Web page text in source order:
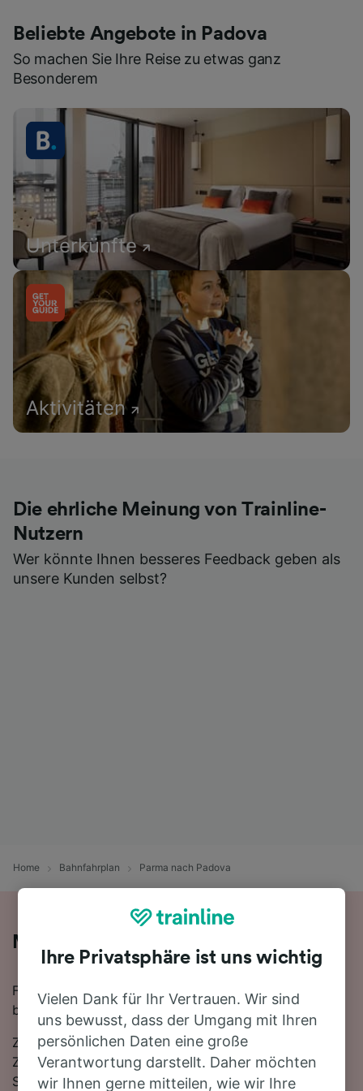
Beliebte Angebote in Padova
So machen Sie Ihre Reise zu etwas ganz
Besonderem
Unterkünfte
Aktivitäten
Die ehrliche Meinung von Trainline-
Nutzern
Wer könnte Ihnen besseres Feedback geben als
unsere Kunden selbst?
Home Bahnfahrplan Parma nach Padova
Mit der Bahn von Parma nach Padova
Für eine Zugfahrt von Parma nach Padova finden Sie
bei uns alles, was Sie brauchen.
Zwischen Parma und Padova verkehren ungefähr 15
Züge am Tag, die mit der schnellsten Verbindung 2
Stunden 21 Minuten für die Strecke von 139 km
Ihre Privatsphäre ist uns wichtig
Vielen Dank für Ihr Vertrauen. Wir sind
uns bewusst, dass der Umgang mit Ihren
persönlichen Daten eine große
Verantwortung darstellt. Daher möchten
wir Ihnen gerne mitteilen, wie wir Ihre